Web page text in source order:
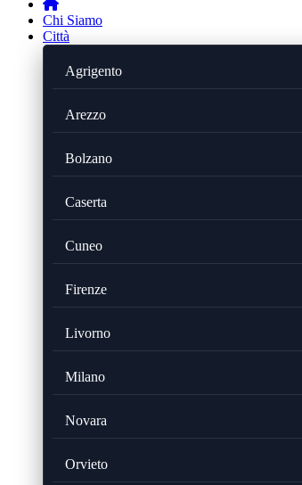
Chi Siamo
Città
Agrigento
Arezzo
Bolzano
Caserta
Cuneo
Firenze
Livorno
Milano
Novara
Orvieto